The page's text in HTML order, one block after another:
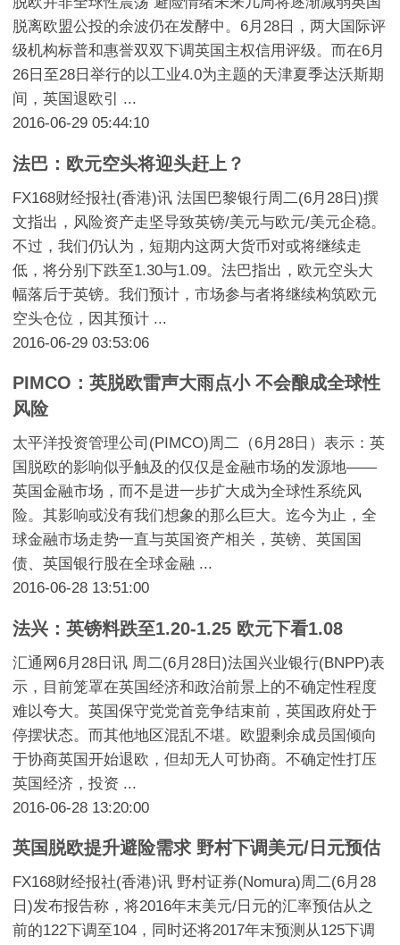
脱离欧盟公投的余波仍在发酵中。6月28日，两大国际评
级机构标普和惠誉双双下调英国主权信用评级。而在6月
26日至28日举行的以工业4.0为主题的天津夏季达沃斯期
间，英国退欧引 ...
2016-06-29 05:44:10
法巴：欧元空头将迎头赶上？
FX168财经报社(香港)讯 法国巴黎银行周二(6月28日)撰
文指出，风险资产走坚导致英镑/美元与欧元/美元企稳。
不过，我们仍认为，短期内这两大货币对或将继续走
低，将分别下跌至1.30与1.09。法巴指出，欧元空头大
幅落后于英镑。我们预计，市场参与者将继续构筑欧元
空头仓位，因其预计 ...
2016-06-29 03:53:06
PIMCO：英脱欧雷声大雨点小 不会酿成全球性
风险
太平洋投资管理公司(PIMCO)周二（6月28日）表示：英
国脱欧的影响似乎触及的仅仅是金融市场的发源地——
英国金融市场，而不是进一步扩大成为全球性系统风
险。其影响或没有我们想象的那么巨大。迄今为止，全
球金融市场走势一直与英国资产相关，英镑、英国国
债、英国银行股在全球金融 ...
2016-06-28 13:51:00
法兴：英镑料跌至1.20-1.25 欧元下看1.08
汇通网6月28日讯 周二(6月28日)法国兴业银行(BNPP)表
示，目前笼罩在英国经济和政治前景上的不确定性程度
难以夸大。英国保守党党首竞争结束前，英国政府处于
停摆状态。而其他地区混乱不堪。欧盟剩余成员国倾向
于协商英国开始退欧，但却无人可协商。不确定性打压
英国经济，投资 ...
2016-06-28 13:20:00
英国脱欧提升避险需求 野村下调美元/日元预估
FX168财经报社(香港)讯 野村证券(Nomura)周二(6月28
日)发布报告称，将2016年末美元/日元的汇率预估从之
前的122下调至104，同时还将2017年末预测从125下调